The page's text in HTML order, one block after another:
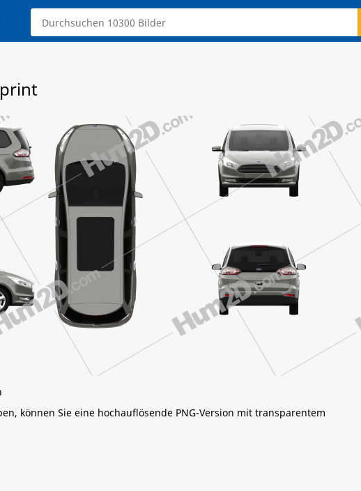
können Sie eine hochauflösende PNG-Version mit transparentem